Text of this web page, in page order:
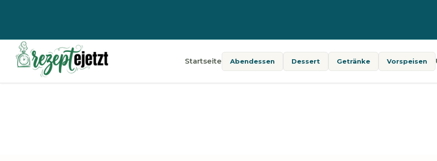
Startseite Abendessen Dessert Getränke Vorspeisen